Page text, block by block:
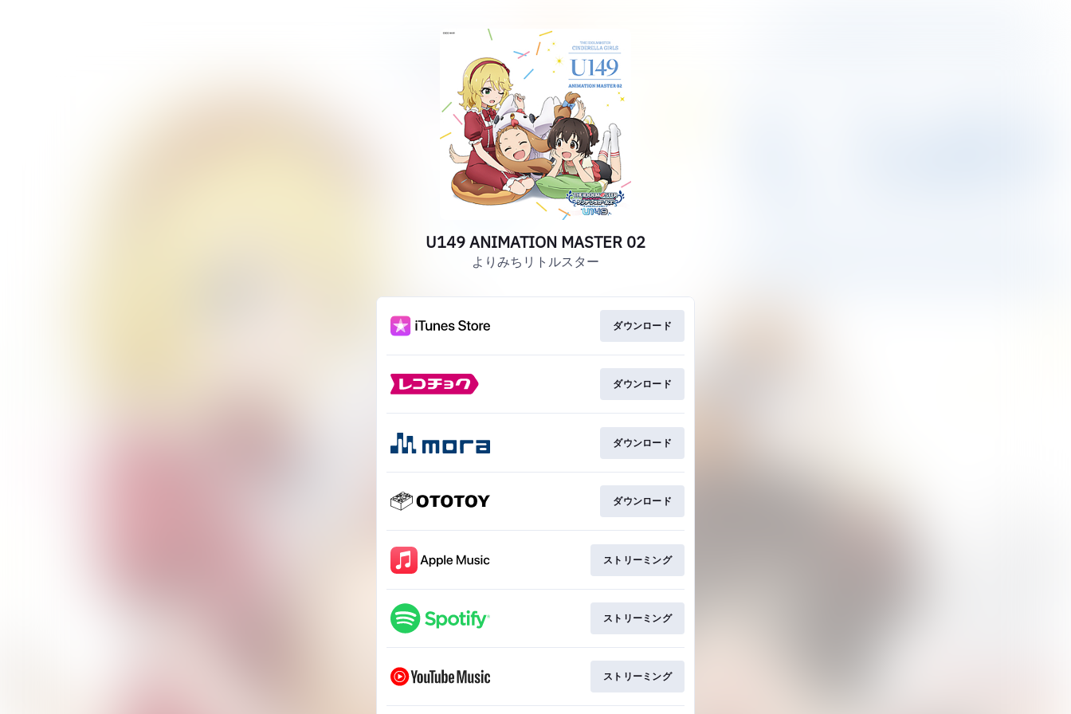
U149 ANIMATION MASTER 02
よりみちリトルスター
ダウンロード
ダウンロード
ダウンロード
ダウンロード
ストリーミング
ストリーミング
ストリーミング